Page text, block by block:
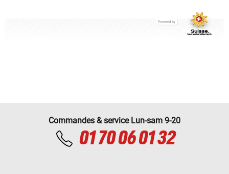
Commandes & service Lun-sam 9-20
01 70 06 01 32